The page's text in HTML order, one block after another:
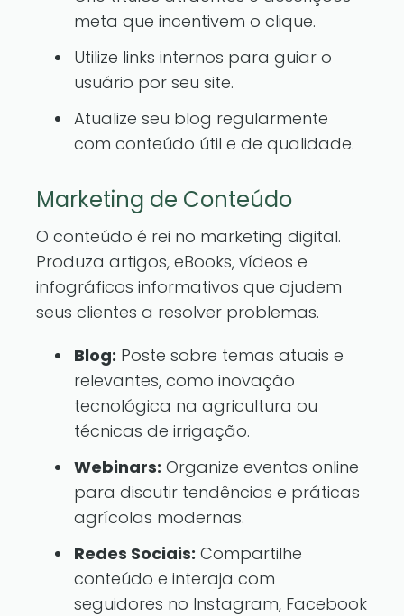
meta que incentivem o clique.
Utilize links internos para guiar o
usuário por seu site.
Atualize seu blog regularmente
com conteúdo útil e de qualidade.
Marketing de Conteúdo
O conteúdo é rei no marketing digital.
Produza artigos, eBooks, vídeos e
infográficos informativos que ajudem
seus clientes a resolver problemas.
Blog: Poste sobre temas atuais e
relevantes, como inovação
tecnológica na agricultura ou
técnicas de irrigação.
Webinars: Organize eventos online
para discutir tendências e práticas
agrícolas modernas.
Redes Sociais: Compartilhe
conteúdo e interaja com
seguidores no Instagram, Facebook